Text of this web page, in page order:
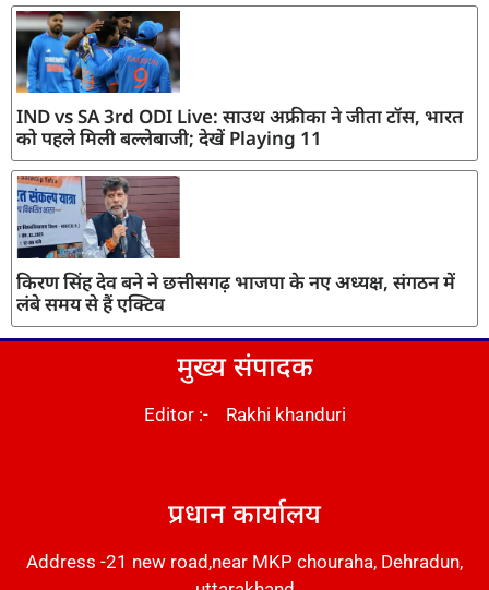
IND vs SA 3rd ODI Live: साउथ अफ्रीका ने जीता टॉस, भारत
को पहले मिली बल्लेबाजी; देखें Playing 11
किरण सिंह देव बने ने छत्तीसगढ़ भाजपा के नए अध्यक्ष, संगठन में
लंबे समय से हैं एक्टिव
मुख्य संपादक
Editor :- Rakhi khanduri
प्रधान कार्यालय
Address -21 new road,near MKP chouraha, Dehradun,